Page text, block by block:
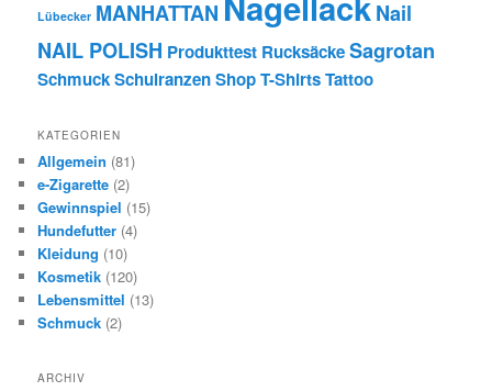
Lübecker MANHATTAN
Nail
NAIL POLISH Produkttest RucksäckeSagrotan
SchmuckSchulranzenShopT-ShirtsTattoo
KATEGORIEN
Allgemein (81)
e-Zigarette (2)
Gewinnspiel (15)
Hundefutter (4)
Kleidung (10)
Kosmetik (120)
Lebensmittel (13)
Schmuck (2)
ARCHIV